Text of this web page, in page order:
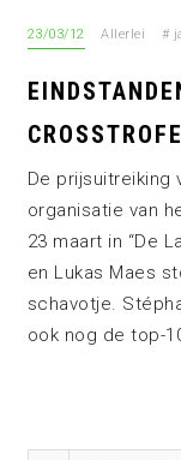
23/03/12 Allerlei #
De prijsuitreiking
organisatie van
23 maart in “De
en Lukas Maes
schavotje.
ook nog de top-